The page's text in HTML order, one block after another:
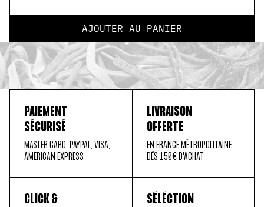
AJOUTER AU PANIER
PAIEMENT
SÉCURISÉ
MASTER CARD, PAYPAL, VISA,
AMERICAN EXPRESS
LIVRAISON
OFFERTE
EN FRANCE MÉTROPOLITAINE
DÈS 150€ D'ACHAT
CLICK &
SÉLÉCTION